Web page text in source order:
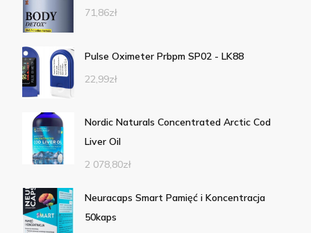
71,86zł
Pulse Oximeter Prbpm SP02 - LK88
22,99zł
Nordic Naturals Concentrated Arctic Cod
Liver Oil
2 078,80zł
Neuracaps Smart Pamięć i Koncentracja
50kaps